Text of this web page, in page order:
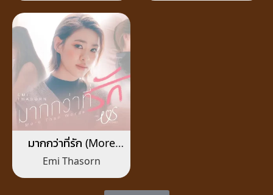
มากกว่าที่รัก (More
Than Words)
Emi Thasorn